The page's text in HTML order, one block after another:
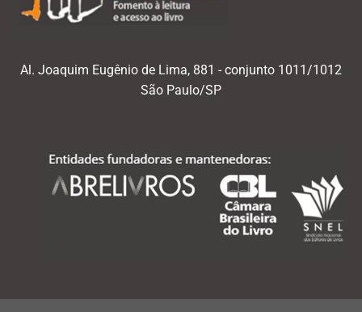
Al. Joaquim Eugênio de Lima, 881 - conjunto 1011/1012
São Paulo/SP